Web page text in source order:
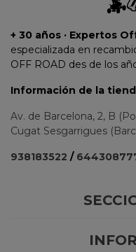
+ 30 años · Expertos
especializada en
OFF ROAD des de los
Información de la
Av. de Barcelona, 2, B
Cugat Sesgarrigues
938183522 /